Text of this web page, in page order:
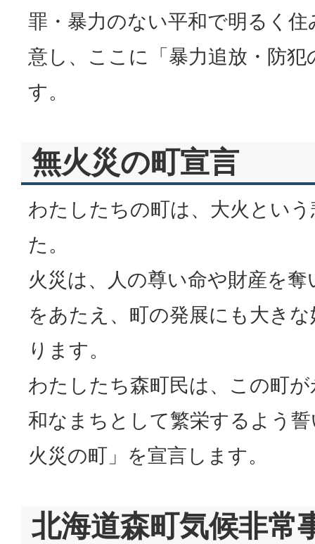
罪・暴力のない平和で明るく
意し、ここに「暴力追放・防犯
す。
無火災の町宣言
わたしたちの町は、大火とい
た。
火災は、人の尊い命や財産を
をあたえ、町の発展にも大き
ります。
わたしたち森町民は、この町
和なまちとして繁栄するよう
火災の町」を宣言します。
北海道森町気候非常